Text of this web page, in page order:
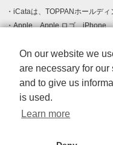
iCataは、TOPPANホールディ
Apple、Apple ロゴ、iPhone
登録された Apple Inc. の商
クです。
Android、Google Play およ
す。
Windows は Microsoft Inc.の
標です。
Adobe、Adobe Reader、
その他、記載されている会
On our website we
are necessary for
and to give us
is used.
Learn more